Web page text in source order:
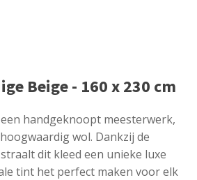
Beige - 160 x 230 cm
handgeknoopt meesterwerk,
wol. Dankzij de
dit kleed een unieke luxe
tint het perfect maken voor elk